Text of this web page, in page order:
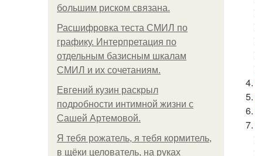
большим риском связана.
Расшифровка теста СМИЛ по
графику. Интерпретация по
отдельным базисным шкалам
СМИЛ и их сочетаниям.
Евгений кузин раскрыл
подробности интимной жизни с
Сашей Артемовой.
Я тебя рожатель, я тебя кормитель,
в щёки целователь, на руках